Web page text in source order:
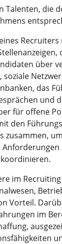
Talenten, die
Recruiters
über
soziale
das
und
für offene
den
zusammen,
im
Vorteil.
im